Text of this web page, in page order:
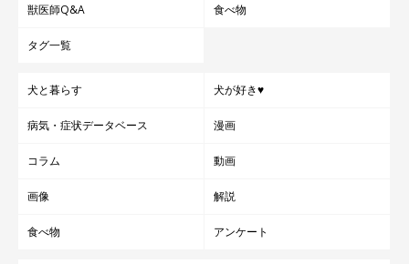
獣医師Q&A 食べ物
タグ一覧
犬と暮らす 犬が好き♥
病気・症状データベース 漫画
コラム 動画
画像 解説
食べ物 アンケート